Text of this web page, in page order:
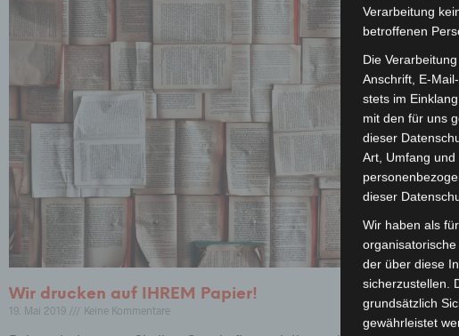
Wir drucken auf IHREM Papier!
19. Mai 2019 Keine Kommentare
Verarbeitung
betroffenen
Die
Anschrift, E-
stets im
mit den für uns
dieser
Art, Umfang
dieser
Wir haben als
der über diese
sicherzustellen.
grundsätzlich
gewährleistet